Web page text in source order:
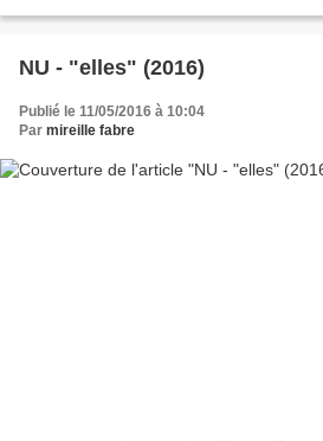
NU - "elles" (2016)
Publié le 11/05/2016 à 10:04
Par mireille fabre